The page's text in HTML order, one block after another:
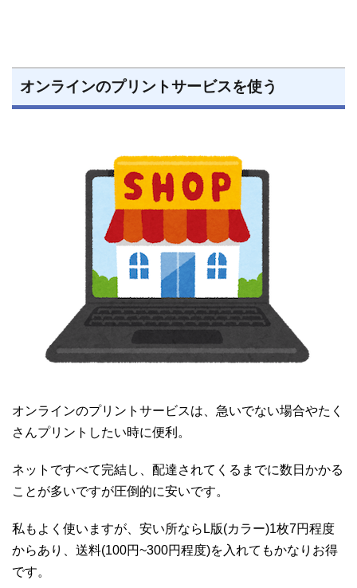
オンラインのプリントサービスを使う
オンラインのプリントサービスは、急いでない場合やたく
さんプリントしたい時に便利。
ネットですべて完結し、配達されてくるまでに数日かかる
ことが多いですが圧倒的に安いです。
私もよく使いますが、安い所ならL版(カラー)1枚7円程度
からあり、送料(100円~300円程度)を入れてもかなりお得
です。